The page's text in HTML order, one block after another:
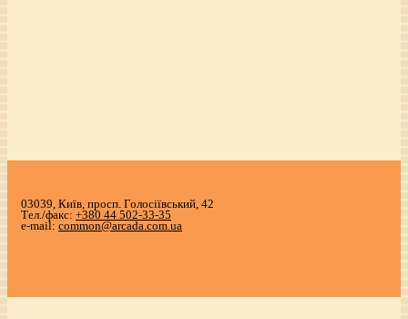
03039, Київ, просп. Голосіївський, 42
Тел./факс: +380 44 502-33-35
e-mail: common@arcada.com.ua